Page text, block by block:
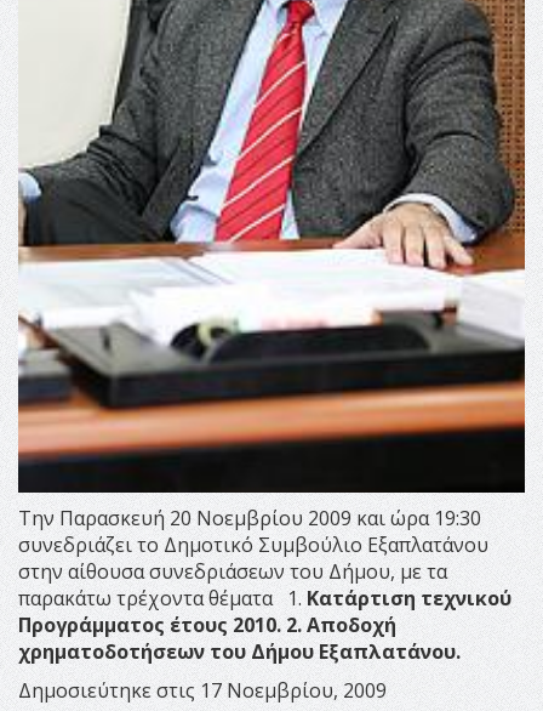
Την Παρασκευή 20 Νοεμβρίου 2009 και ώρα 19:30
συνεδριάζει το Δημοτικό Συμβούλιο Εξαπλατάνου
στην αίθουσα συνεδριάσεων του Δήμου, με τα
παρακάτω τρέχοντα θέματα 1.Κατάρτιση τεχνικού
Προγράμματος έτους 2010. 2.Αποδοχή
χρηματοδοτήσεων του Δήμου Εξαπλατάνου.
Δημοσιεύτηκε στις 17 Νοεμβρίου, 2009